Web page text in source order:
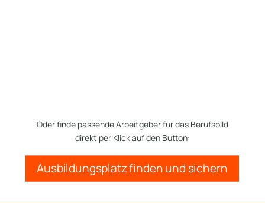
Oder finde passende Arbeitgeber für das Berufsbild
direkt per Klick auf den Button:
Ausbildungsplatz finden und sichern